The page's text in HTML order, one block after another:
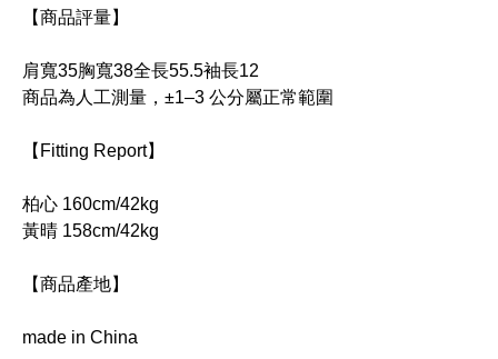
【商品評量】
肩寬35胸寬38全長55.5袖長12
商品為人工測量，±1–3 公分屬正常範圍
【Fitting Report】
柏心 160cm/42kg
黃晴 158cm/42kg
【商品產地】
made in China